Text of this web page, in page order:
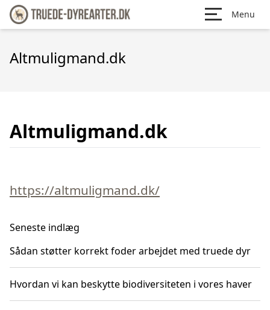
Menu
Altmuligmand.dk
Altmuligmand.dk
https://altmuligmand.dk/
Seneste indlæg
Sådan støtter korrekt foder arbejdet med truede dyr
Hvordan vi kan beskytte biodiversiteten i vores haver